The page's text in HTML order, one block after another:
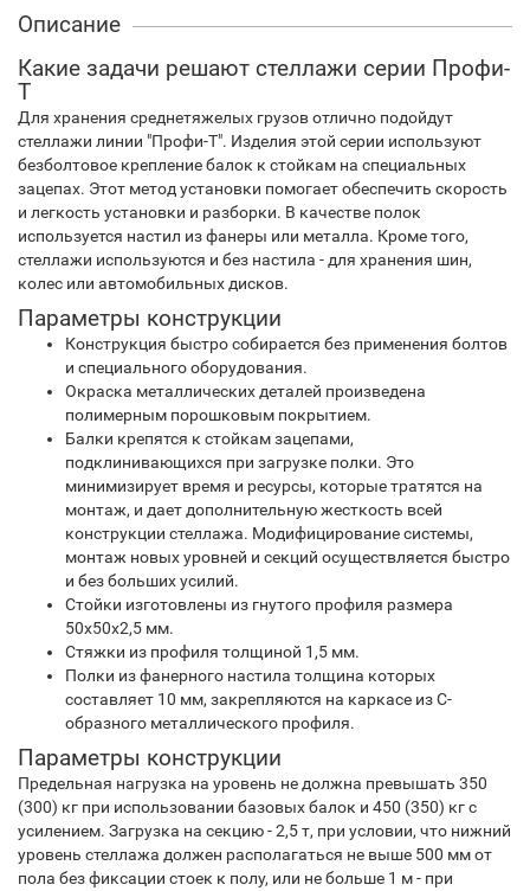
Описание
Какие задачи решают стеллажи серии Профи-
Т
Для хранения среднетяжелых грузов отлично подойдут
стеллажи линии "Профи-Т". Изделия этой серии используют
безболтовое крепление балок к стойкам на специальных
зацепах. Этот метод установки помогает обеспечить скорость
и легкость установки и разборки. В качестве полок
используется настил из фанеры или металла. Кроме того,
стеллажи используются и без настила - для хранения шин,
колес или автомобильных дисков.
Параметры конструкции
Конструкция быстро собирается без применения болтов
и специального оборудования.
Окраска металлических деталей произведена
полимерным порошковым покрытием.
Балки крепятся к стойкам зацепами,
подклинивающихся при загрузке полки. Это
минимизирует время и ресурсы, которые тратятся на
монтаж, и дает дополнительную жесткость всей
конструкции стеллажа. Модифицирование системы,
монтаж новых уровней и секций осуществляется быстро
и без больших усилий.
Стойки изготовлены из гнутого профиля размера
50х50х2,5 мм.
Стяжки из профиля толщиной 1,5 мм.
Полки из фанерного настила толщина которых
составляет 10 мм, закрепляются на каркасе из С-
образного металлического профиля.
Параметры конструкции
Предельная нагрузка на уровень не должна превышать 350
(300) кг при использовании базовых балок и 450 (350) кг с
усилением. Загрузка на секцию - 2,5 т, при условии, что нижний
уровень стеллажа должен располагаться не выше 500 мм от
пола без фиксации стоек к полу, или не больше 1 м - при